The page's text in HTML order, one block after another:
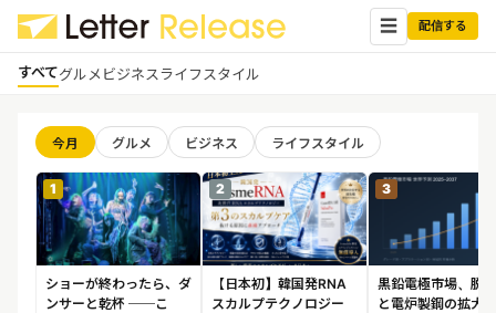
☰ 配信する
すべてグルメビジネスライフスタイル
✕
すべての記事
グルメ
ビジネス
ログイン ✕
配信プレスリリース配信ユーザー
企業ユーザーでログイン
する
受信 レターリリース受信ユーザー
メディアユーザーでログインする
今月 グルメ ビジネス ライフスタイル
1
ショーが終わったら、ダ
ンサーと乾杯 ──こ
2
【日本初】韓国発RNA
スカルプテクノロジー
3
黒鉛電極市場、脱
と電炉製鋼の拡大